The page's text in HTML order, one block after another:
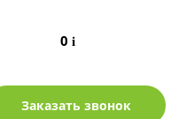
0i
Заказать звонок